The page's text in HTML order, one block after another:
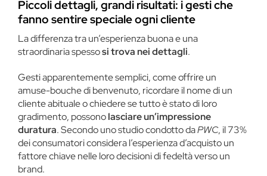
Piccoli dettagli, grandi risultati: i gesti che
fanno sentire speciale ogni cliente
La differenza tra un’esperienza buona e una
straordinaria spessosi trova nei dettagli.
Gesti apparentemente semplici, come offrire un
amuse-bouche di benvenuto, ricordare il nome di un
cliente abituale o chiedere se tutto è stato di loro
gradimento, possonolasciare un’impressione
duratura. Secondo uno studio condotto daPWC, il 73%
dei consumatori considera l’esperienza d’acquisto un
fattore chiave nelle loro decisioni di fedeltà verso un
brand​.